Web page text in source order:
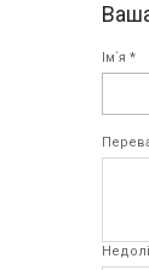
Ім`я *